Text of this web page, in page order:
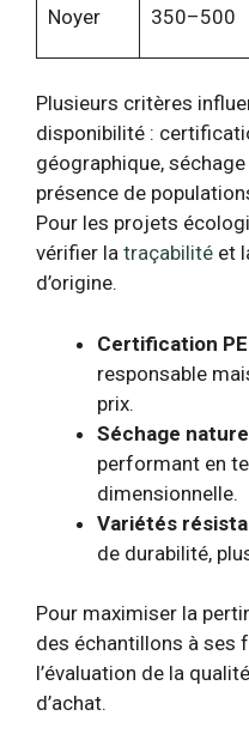
Noyer 350–500
Plusieurs critères
disponibilité :
géographique,
présence de
Pour les projets
vérifier la traçabilité et
d’origine.
Certification
responsable
prix.
Séchage
performant en
dimensionnelle.
Variétés
de durabilité,
Pour maximiser la
des échantillons à ses
l’évaluation de la
d’achat.